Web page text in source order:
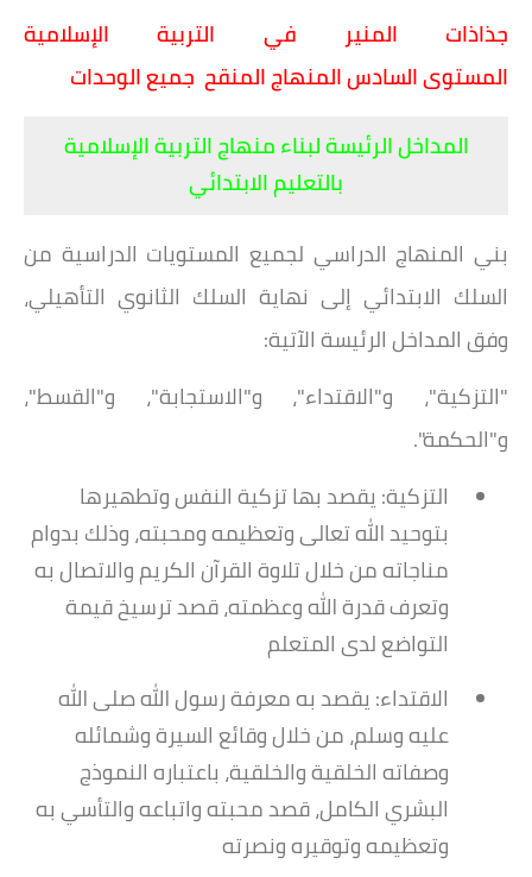
جذاذات المنير في التربية الإسلامية
المستوى السادس المنهاج المنقح جميع الوحدات
المداخل الرئيسة لبناء منهاج التربية الإسلامية
بالتعليم الابتدائي
بني المنهاج الدراسي لجميع المستويات الدراسية من
السلك الابتدائي إلى نهاية السلك الثانوي التأهيلي،
وفقالمداخل الرئيسة الآتية:
"التزكية"، و"الاقتداء"، و"الاستجابة"، و"القسط"،
و"الحكمة".
التزكية: يقصد بها تزكية النفس وتطهيرها
بتوحيد الله تعالى وتعظيمه ومحبته، وذلك بدوام
مناجاته من خلال تلاوة القرآن الكريم والاتصال به
وتعرف قدرة الله وعظمته، قصد ترسيخ قيمة
التواضع لدى المتعلم
الاقتداء: يقصد به معرفة رسول الله صلى الله
عليه وسلم، من خلال وقائع السيرة وشمائله
وصفاته الخلقية والخلقية، باعتباره النموذج
البشري الكامل، قصد محبته واتباعه والتأسي به
وتعظيمه وتوقيره ونصرته